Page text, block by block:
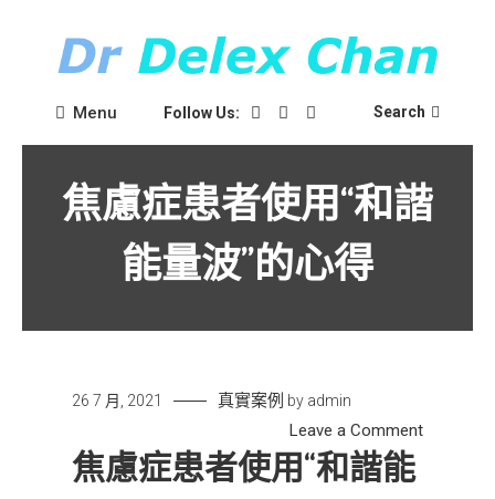
Dr Delex Chan
Menu
Follow Us: Search
焦慮症患者使用“和諧
能量波”的心得
26 7 月, 2021 真實案例 by admin
Leave a Commenton
焦慮症患者使用“和諧能